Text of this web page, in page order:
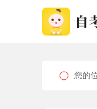
您的